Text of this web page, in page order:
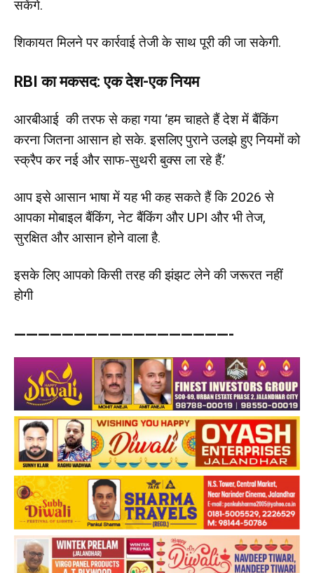
सकेंगे.
श‍िकायत म‍िलने पर कार्रवाई तेजी के साथ पूरी की जा सकेगी.
RBI का मकसद: एक देश-एक नियम
आरबीआई की तरफ से कहा गया ‘हम चाहते हैं देश में बैंक‍िंग
करना जितना आसान हो सके. इसलिए पुराने उलझे हुए नियमों को
स्‍क्रैप कर नई और साफ-सुथरी बुक्‍स ला रहे हैं.’
आप इसे आसान भाषा में यह भी कह सकते हैं क‍ि 2026 से
आपका मोबाइल बैंकिंग, नेट बैंकिंग और UPI और भी तेज,
सुरक्षित और आसान होने वाला है.
इसके लि‍ए आपको क‍िसी तरह की झंझट लेने की जरूरत नहीं
होगी
——————————————————-